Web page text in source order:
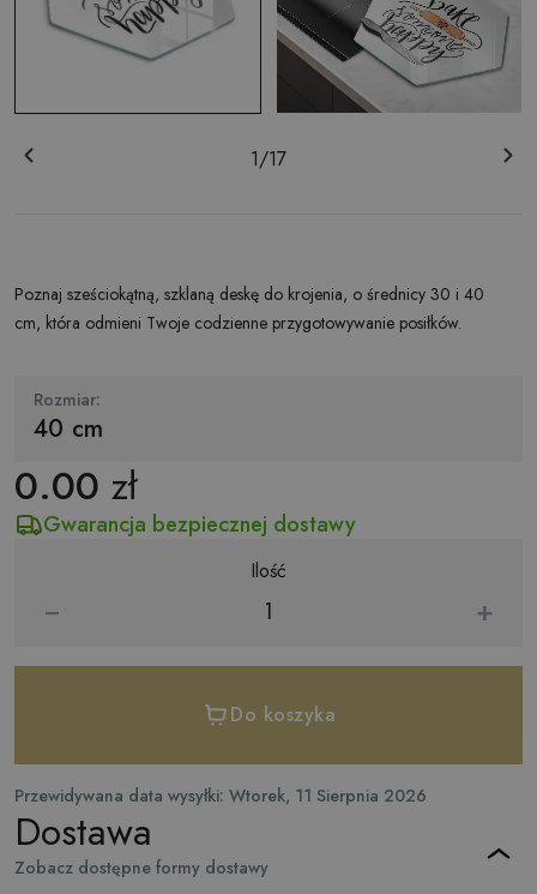
1/17
Poznaj sześciokątną, szklaną deskę do krojenia, o średnicy 30 i 40
cm, która odmieni Twoje codzienne przygotowywanie posiłków.
Rozmiar:
40 cm
0.00 zł
Gwarancja bezpiecznej dostawy
Ilość
− +
Do koszyka
Przewidywana data wysyłki: Wtorek, 11 Sierpnia 2026
Dostawa
Zobacz dostępne formy dostawy